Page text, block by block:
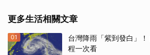
更多生活相關文章
01
台灣降雨「紫到發白」
程一次看